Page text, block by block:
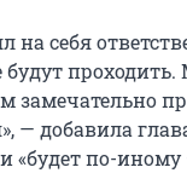
на себя
замечательно
— добавила
«будет по-